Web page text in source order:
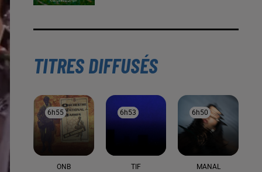
À LA UNE
16 mai 2024
Baya: La Muse Algérienne Qui a